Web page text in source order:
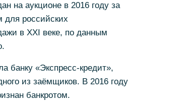
на аукционе в 2016 году за
для российских
в XXI веке, по данным
банку «Экспресс-кредит»,
из заёмщиков. В 2016 году
банкротом.